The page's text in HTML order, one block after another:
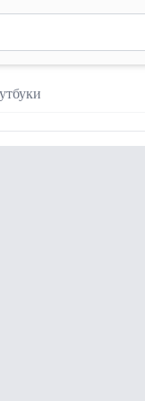
2 символа для